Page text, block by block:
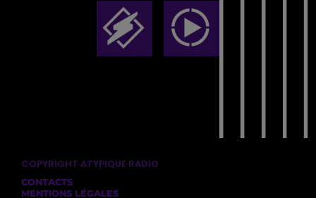
COPYRIGHT ATYPIQUE RADIO
CONTACTS
MENTIONS LÉGALES